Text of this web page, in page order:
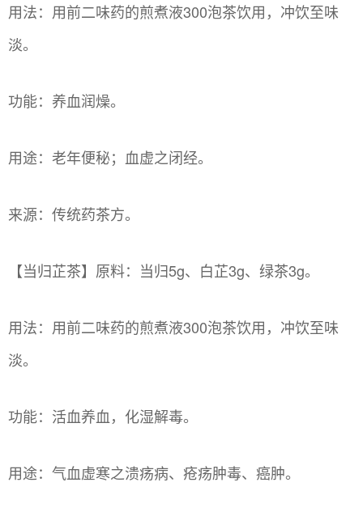
用法：用前二味药的煎煮液300泡茶饮用，冲饮至味
淡。
功能：养血润燥。
用途：老年便秘；血虚之闭经。
来源：传统药茶方。
【当归芷茶】原料：当归5g、白芷3g、绿茶3g。
用法：用前二味药的煎煮液300泡茶饮用，冲饮至味
淡。
功能：活血养血，化湿解毒。
用途：气血虚寒之溃疡病、疮疡肿毒、癌肿。